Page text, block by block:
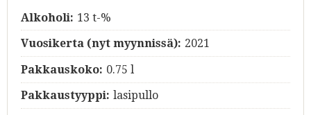
Alkoholi: 13 t-%
Vuosikerta (nyt myynnissä): 2021
Pakkauskoko: 0.75 l
Pakkaustyyppi: lasipullo